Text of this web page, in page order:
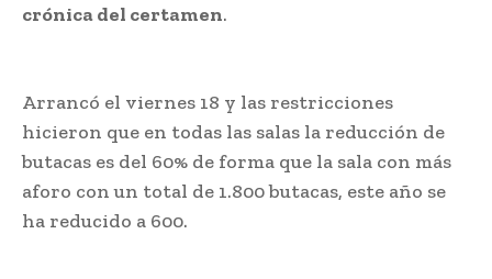
crónica del certamen.
Arrancó el viernes 18 y las restricciones
hicieron que en todas las salas la reducción de
butacas es del 60% de forma que la sala con más
aforo con un total de 1.800 butacas, este año se
ha reducido a 600.